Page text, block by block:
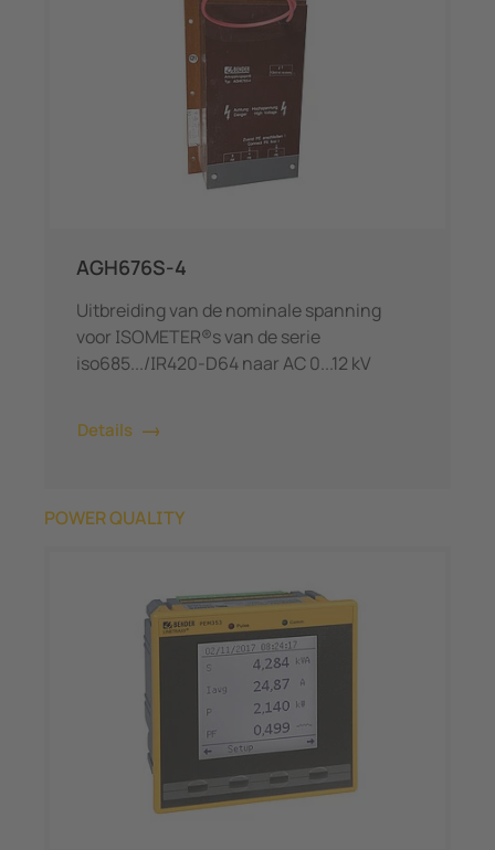
AGH676S-4
Uitbreiding van de nominale spanning
voor ISOMETER®s van de serie
iso685.../IR420-D64 naar AC 0...12 kV
Details
POWER QUALITY